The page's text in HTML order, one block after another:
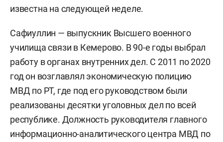
известна на следующей неделе.
Сафиуллин — выпускник Высшего военного
училища связи в Кемерово. В 90-е годы выбрал
работу в органах внутренних дел. С 2011 по 2020
год он возглавлял экономическую полицию
МВД по РТ, где под его руководством были
реализованы десятки уголовных дел по всей
республике. Должность руководителя главного
информационно-аналитического центра МВД по